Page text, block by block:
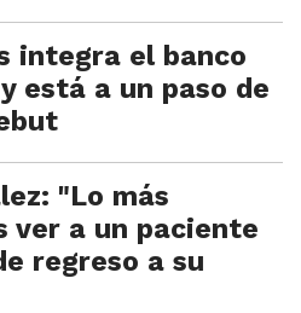
integra el banco
está a un paso de
"Lo más
ver a un paciente
regreso a su